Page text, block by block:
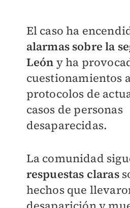
El caso ha
alarmas sobre la
León y ha
cuestionamientos
protocolos de
casos de personas
desaparecidas.
La comunidad
respuestas claras
hechos que